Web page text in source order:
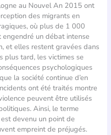
au Nouvel An 2015 ont
des migrants en
où plus de 1 000
un débat intense
et elles restent gravées dans
plus tard, les victimes se
psychologiques
la société continue d’en
ont été traités montre
peuvent être utilisés
Ainsi, le terme
devenu un point de
empreint de préjugés.